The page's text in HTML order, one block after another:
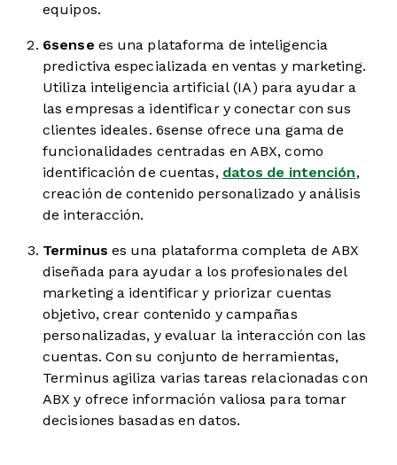
equipos.
6sense es una plataforma de inteligencia
predictiva especializada en ventas y marketing.
Utiliza inteligencia artificial (IA) para ayudar a
las empresas a identificar y conectar con sus
clientes ideales. 6sense ofrece una gama de
funcionalidades centradas en ABX, como
identificación de cuentas, datos de intención,
creación de contenido personalizado y análisis
de interacción.
Terminus es una plataforma completa de ABX
diseñada para ayudar a los profesionales del
marketing a identificar y priorizar cuentas
objetivo, crear contenido y campañas
personalizadas, y evaluar la interacción con las
cuentas. Con su conjunto de herramientas,
Terminus agiliza varias tareas relacionadas con
ABX y ofrece información valiosa para tomar
decisiones basadas en datos.